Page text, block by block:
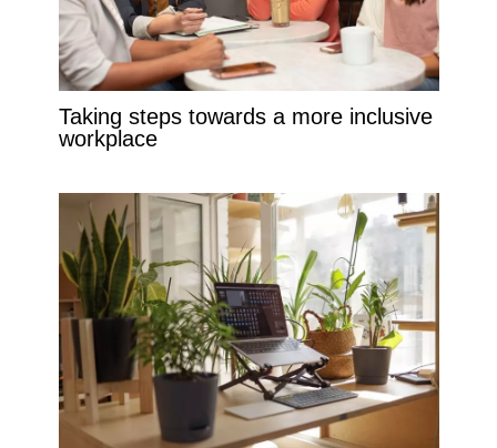
Taking steps towards a more inclusive
workplace